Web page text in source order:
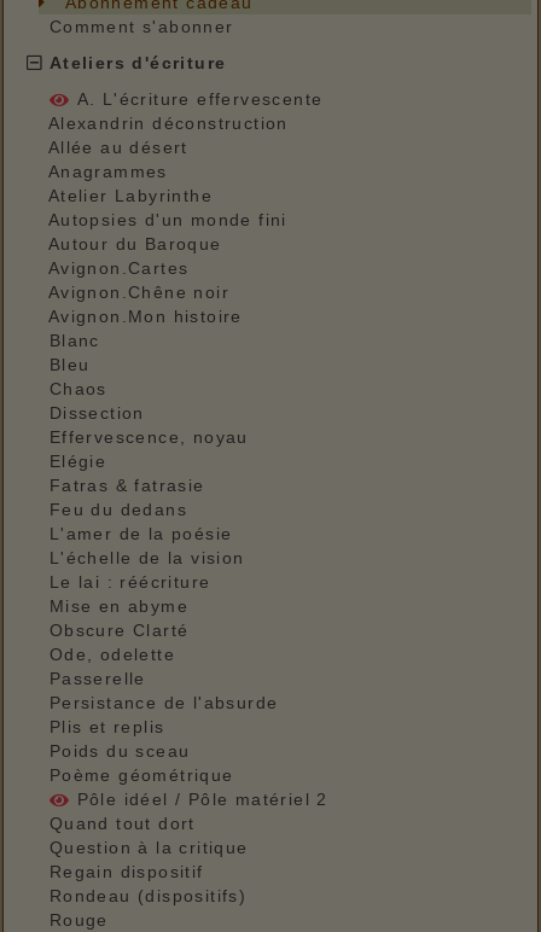
Comment s'abonner
Ateliers d'écriture
A. L'écriture effervescente
Alexandrin déconstruction
Allée au désert
Anagrammes
Atelier Labyrinthe
Autopsies d'un monde fini
Autour du Baroque
Avignon.Cartes
Avignon.Chêne noir
Avignon.Mon histoire
Blanc
Bleu
Chaos
Dissection
Effervescence, noyau
Elégie
Fatras & fatrasie
Feu du dedans
L'amer de la poésie
L'échelle de la vision
Le lai : réécriture
Mise en abyme
Obscure Clarté
Ode, odelette
Passerelle
Persistance de l'absurde
Plis et replis
Poids du sceau
Poème géométrique
Pôle idéel / Pôle matériel 2
Quand tout dort
Question à la critique
Regain dispositif
Rondeau (dispositifs)
Rouge